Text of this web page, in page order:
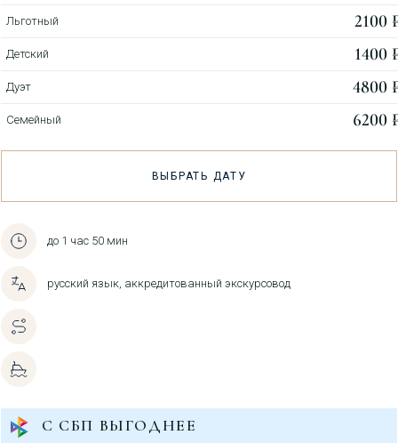
Льготный 2100 ₽
Детский 1400 ₽
Дуэт 4800 ₽
Семейный 6200 ₽
ВЫБРАТЬ ДАТУ
до 1 час 50 мин
русский язык, аккредитованный экскурсовод
С СБП ВЫГОДНЕЕ